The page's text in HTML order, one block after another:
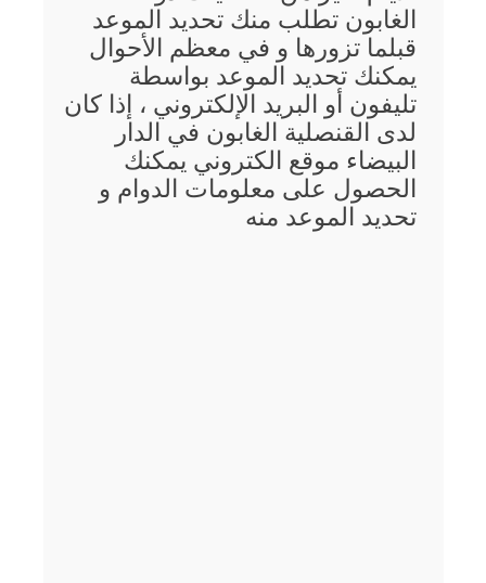
الغابون تطلب منك تحديد الموعد
قبلما تزورها و في معظم الأحوال
يمكنك تحديد الموعد بواسطة
تليفون أو البريد الإلكتروني ، إذا كان
لدى القنصلية الغابون في الدار
البيضاء موقع الكتروني يمكنك
الحصول على معلومات الدوام و
تحديد الموعد منه